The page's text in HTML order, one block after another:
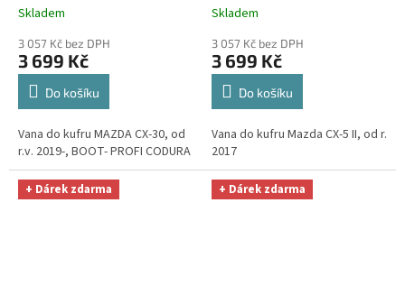
UNIVERZÁL utěrka z
Microfiber zdarma v
hodnotě 299,-Kč
Skladem
3 057 Kč bez DPH
3 699 Kč
Do košíku
Vana do kufru MAZDA CX-30, od
r.v. 2019-, BOOT- PROFI CODURA
utěrka z mikrovlákna
zdarma v hodnotě 299,-Kč
Skladem
3 057 Kč bez DPH
3 699 Kč
Do košíku
Vana do kufru Mazda CX-5 II, od r.
2017
+ Dárek zdarma + Dárek zdarma